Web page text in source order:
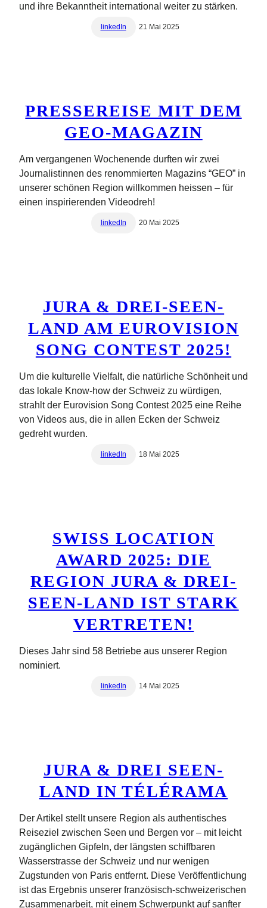
und ihre Bekanntheit international weiter zu stärken.
linkedIn 21 Mai 2025
PRESSEREISE MIT DEM
GEO-MAGAZIN
Am vergangenen Wochenende durften wir zwei
Journalistinnen des renommierten Magazins “GEO” in
unserer schönen Region willkommen heissen – für
einen inspirierenden Videodreh!
linkedIn 20 Mai 2025
JURA & DREI-SEEN-
LAND AM EUROVISION
SONG CONTEST 2025!
Um die kulturelle Vielfalt, die natürliche Schönheit und
das lokale Know-how der Schweiz zu würdigen,
strahlt der Eurovision Song Contest 2025 eine Reihe
von Videos aus, die in allen Ecken der Schweiz
gedreht wurden.
linkedIn 18 Mai 2025
SWISS LOCATION
AWARD 2025: DIE
REGION JURA & DREI-
SEEN-LAND IST STARK
VERTRETEN!
Dieses Jahr sind 58 Betriebe aus unserer Region
nominiert.
linkedIn 14 Mai 2025
JURA & DREI SEEN-
LAND IN TÉLÉRAMA
Der Artikel stellt unsere Region als authentisches
Reiseziel zwischen Seen und Bergen vor – mit leicht
zugänglichen Gipfeln, der längsten schiffbaren
Wasserstrasse der Schweiz und nur wenigen
Zugstunden von Paris entfernt. Diese Veröffentlichung
ist das Ergebnis unserer französisch-schweizerischen
Zusammenarbeit, mit einem Schwerpunkt auf sanfter